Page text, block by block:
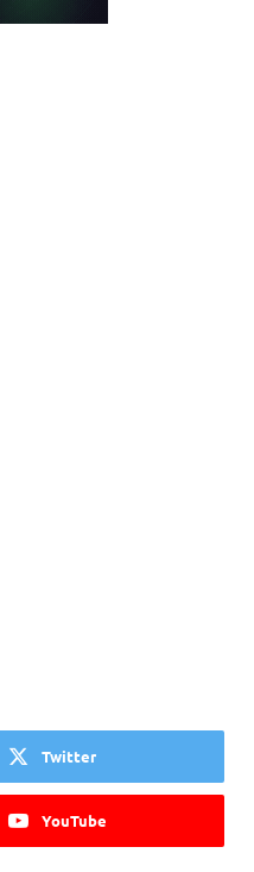
Twitter
YouTube